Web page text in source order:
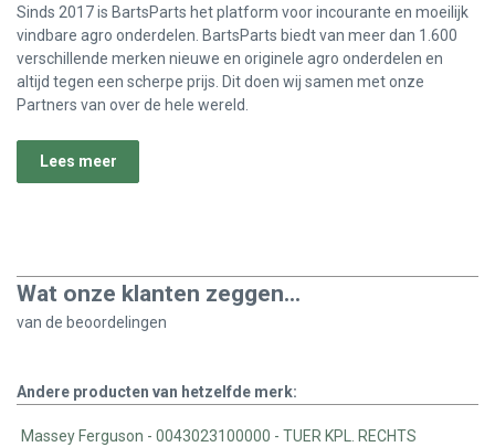
Sinds 2017 is BartsParts het platform voor incourante en moeilijk
vindbare agro onderdelen. BartsParts biedt van meer dan 1.600
verschillende merken nieuwe en originele agro onderdelen en
altijd tegen een scherpe prijs. Dit doen wij samen met onze
Partners van over de hele wereld.
Lees meer
Wat onze klanten zeggen...
van de beoordelingen
Andere producten van hetzelfde merk:
Massey Ferguson - 0043023100000 - TUER KPL. RECHTS